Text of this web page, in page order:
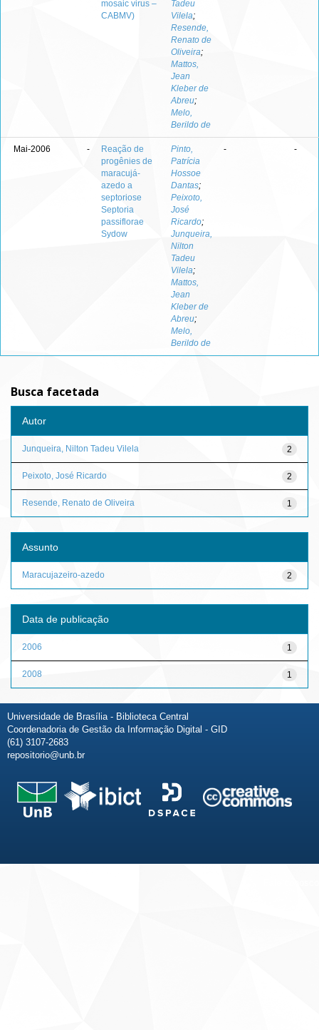
mosaic virus –
CABMV)
Tadeu
Vilela;
Resende,
Renato de
Oliveira;
Mattos,
Jean
Kleber de
Abreu;
Melo,
Berildo de
Mai-2006 -
Reação de
progênies de
maracujá-
azedo a
septoriose
Septoria
passiflorae
Sydow
Pinto,
Patrícia
Hossoe
Dantas;
Peixoto,
José
Ricardo;
Junqueira,
Nilton
Tadeu
Vilela;
Mattos,
Jean
Kleber de
Abreu;
Melo,
Berildo de
- -
Busca facetada
Autor
2
Junqueira, Nilton Tadeu Vilela
2
Peixoto, José Ricardo
1
Resende, Renato de Oliveira
Assunto
2
Maracujazeiro-azedo
Data de publicação
1
2006
1
2008
Universidade de Brasília - Biblioteca Central
Coordenadoria de Gestão da Informação Digital - GID
(61) 3107-2683
repositorio@unb.br